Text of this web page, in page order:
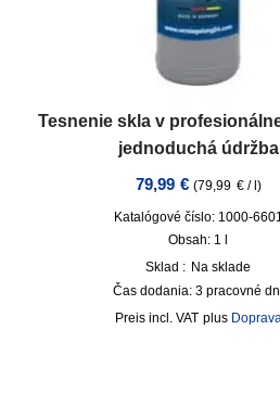
Tesnenie skla v
jednoduchá údržba
79,99 € (79,99 €/ )
Katalógové číslo: 1000-6601
Obsah: 1l
Sklad : Na sklade
Čas dodania:3 pracovné
incl. VAT plus Doprava